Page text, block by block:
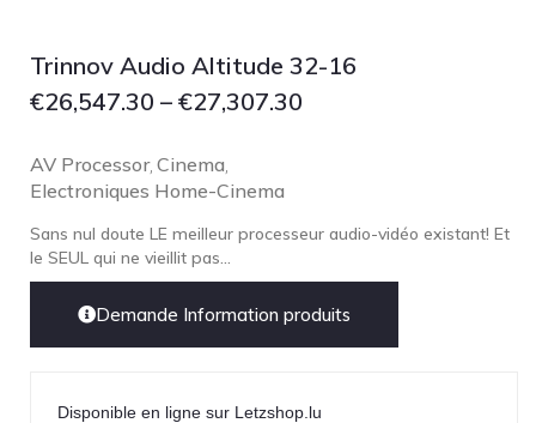
Violectric
Vivid Audio
WADAX
Trinnov Audio Altitude 32-16
€26,547.30 – €27,307.30
AV Processor, Cinema
Electroniques Home-Cinema
Sans nul doute LE meilleur processeur audio-vidéo existant! Et
le SEUL qui ne vieillit pas...
Demande Information produits
Disponible en ligne sur Letzshop.lu